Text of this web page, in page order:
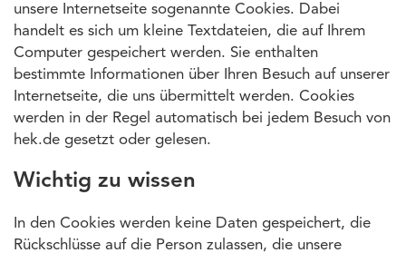
unsere Internetseite sogenannte Cookies. Dabei
handelt es sich um kleine Textdateien, die auf Ihrem
Computer gespeichert werden. Sie enthalten
bestimmte Informationen über Ihren Besuch auf unserer
Internetseite, die uns übermittelt werden. Cookies
werden in der Regel automatisch bei jedem Besuch von
hek.de gesetzt oder gelesen.
Wichtig zu wissen
In den Cookies werden keine Daten gespeichert, die
Rückschlüsse auf die Person zulassen, die unsere